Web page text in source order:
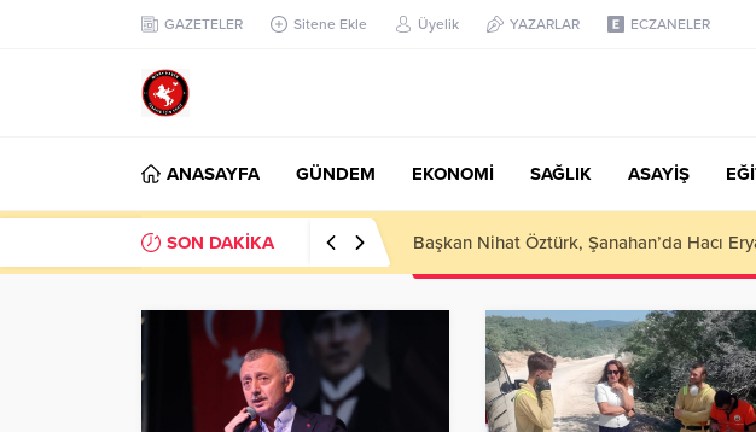
GAZETELER Sitene Ekle Üyelik YAZARLAR ECZANELER
ANASAYFA GÜNDEM EKONOMİ SAĞLIK ASAYİŞ
SON DAKİKA Başkan Nihat Öztürk, Şanahan’da Hacı